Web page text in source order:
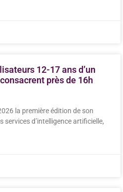
12-17 ans d’un
près de 16h
la première édition de son
services d’intelligence artificielle,